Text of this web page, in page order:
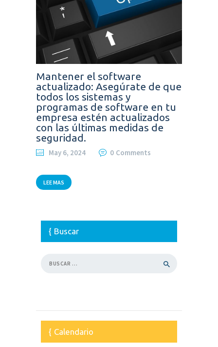
Mantener el software
actualizado: Asegúrate de que
todos los sistemas y
programas de software en tu
empresa estén actualizados
con las últimas medidas de
seguridad.
May 6, 2024 0 Comments
LEE MAS
Buscar
Calendario